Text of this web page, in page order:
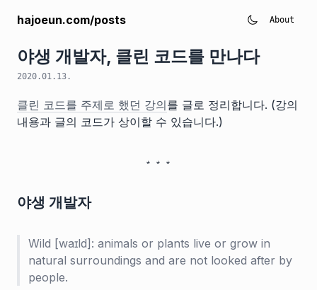
hajoeun.com/posts About
야생 개발자, 클린 코드를 만나다
2020.01.13.
클린 코드를 주제로 했던 강의를 글로 정리합니다. (강의
내용과 글의 코드가 상이할 수 있습니다.)
야생 개발자
Wild [waɪld]: animals or plants live or grow in
natural surroundings and are not looked after by
people.